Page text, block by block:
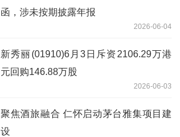
函，涉未按期披露年报
2026-06-04
新秀丽(01910)6月3日斥资2106.29万港
元回购146.88万股
2026-06-03
聚焦酒旅融合 仁怀启动茅台雅集项目建
设